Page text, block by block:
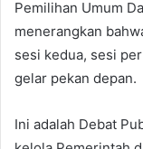
Pemilihan Umum
menerangkan
sesi kedua, sesi
gelar pekan depan.
Ini adalah Debat